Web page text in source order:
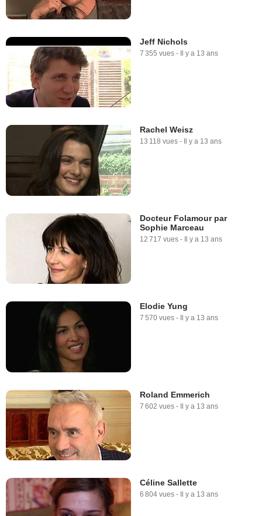
Jeff Nichols
7 355 vues - Il y a 13 ans
Rachel Weisz
13 118 vues - Il y a 13 ans
Docteur Folamour par
Sophie Marceau
12 717 vues - Il y a 13 ans
Elodie Yung
7 570 vues - Il y a 13 ans
Roland Emmerich
7 602 vues - Il y a 13 ans
Céline Sallette
6 804 vues - Il y a 13 ans